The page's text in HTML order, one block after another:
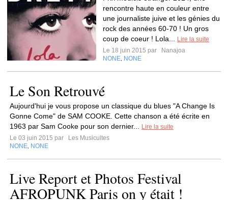
rencontre haute en couleur entre
une journaliste juive et les génies du
rock des années 60-70 ! Un gros
coup de coeur ! Lola...
Lire la suite
Le 18 juin 2015 par
Nanajoa
NONE NONE
Le Son Retrouvé
Aujourd'hui je vous propose un classique du blues "A Change Is
Gonne Come" de SAM COOKE. Cette chanson a été écrite en
1963 par Sam Cooke pour son dernier...
Lire la suite
Le 03 juin 2015 par
Les Musicultes
NONE NONE
Live Report et Photos Festival
AFROPUNK Paris on y était !